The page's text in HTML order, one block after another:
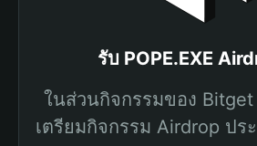
รับ POPE.EXE
ในส่วนกิจกรรมของ Bitget
เตรียมกิจกรรม Airdrop ปร